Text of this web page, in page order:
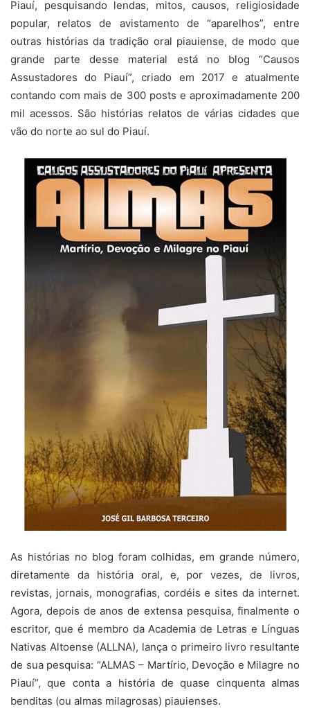
Piauí, pesquisando lendas, mitos, causos, religiosidade
popular, relatos de avistamento de “aparelhos”, entre
outras histórias da tradição oral piauiense, de modo que
grande parte desse material está no blog “Causos
Assustadores do Piauí”, criado em 2017 e atualmente
contando com mais de 300 posts e aproximadamente 200
mil acessos. São histórias relatos de várias cidades que
vão do norte ao sul do Piauí.
As histórias no blog foram colhidas, em grande número,
diretamente da história oral, e, por vezes, de livros,
revistas, jornais, monografias, cordéis e sites da internet.
Agora, depois de anos de extensa pesquisa, finalmente o
escritor, que é membro da Academia de Letras e Línguas
Nativas Altoense (ALLNA), lança o primeiro livro resultante
de sua pesquisa: “ALMAS – Martírio, Devoção e Milagre no
Piauí”, que conta a história de quase cinquenta almas
benditas (ou almas milagrosas) piauienses.